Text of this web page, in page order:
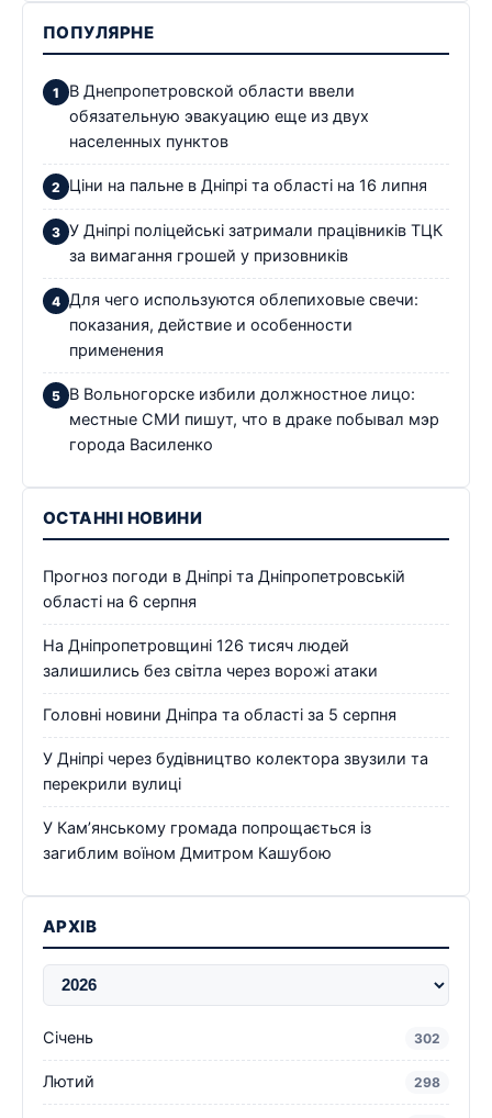
ПОПУЛЯРНЕ
В Днепропетровской области ввели
обязательную эвакуацию еще из двух
населенных пунктов
Ціни на пальне в Дніпрі та області на 16 липня
У Дніпрі поліцейські затримали працівників ТЦК
за вимагання грошей у призовників
Для чего используются облепиховые свечи:
показания, действие и особенности
применения
В Вольногорске избили должностное лицо:
местные СМИ пишут, что в драке побывал мэр
города Василенко
ОСТАННІ НОВИНИ
Прогноз погоди в Дніпрі та Дніпропетровській
області на 6 серпня
На Дніпропетровщині 126 тисяч людей
залишились без світла через ворожі атаки
Головні новини Дніпра та області за 5 серпня
У Дніпрі через будівництво колектора звузили та
перекрили вулиці
У Кам’янському громада попрощається із
загиблим воїном Дмитром Кашубою
АРХІВ
Січень 302
Лютий 298